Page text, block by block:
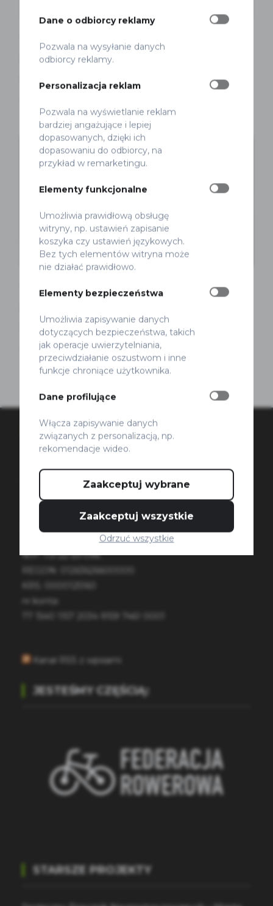
Monitoring inwestycji rowerowych –
narzędzia.
SERIO.
Marek Smyk Opublikowano 17 grudnia 2025
ZIELONE MAZOWSZE
Koszykowa 67/21,
00-667 Warszawa
22/621-77-77
biuro@zm.org.pl
NIP: 113-22-25-096
nr konta:
77 1540 1157 2034 9159 7461 0001
Kanał RSS z wpisami
JESTEŚMY CZĘŚCIĄ:
STARSZE PROJEKTY
Dane o odbiorcy reklamy
Pozwala na wysyłanie danych
odbiorcy reklamy.
Personalizacja reklam
Pozwala na wyświetlanie reklam
bardziej angażujące i lepiej
dopasowanych, dzięki ich
dopasowaniu do odbiorcy, na
przykład w remarketingu.
Elementy funkcjonalne
Umożliwia prawidłową obsługę
witryny, np. ustawień zapisanie
koszyka czy ustawień językowych.
Bez tych elementów witryna może
nie działać prawidłowo.
Elementy bezpieczeństwa
Umożliwia zapisywanie danych
dotyczących bezpieczeństwa, takich
jak operacje uwierzytelniania,
przeciwdziałanie oszustwom i inne
funkcje chroniące użytkownika.
Dane profilujące
Włącza zapisywanie danych
związanych z personalizacją, np.
rekomendacje wideo.
Zaakceptuj wybrane
Zaakceptuj wszystkie
Odrzuć wszystkie